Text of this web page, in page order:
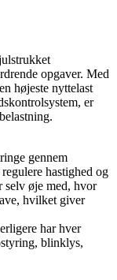
opgaver. Med
højeste nyttelast
er
gennem
hastighed og
selv øje med, hvor
hvilket giver
har hver
blinklys,